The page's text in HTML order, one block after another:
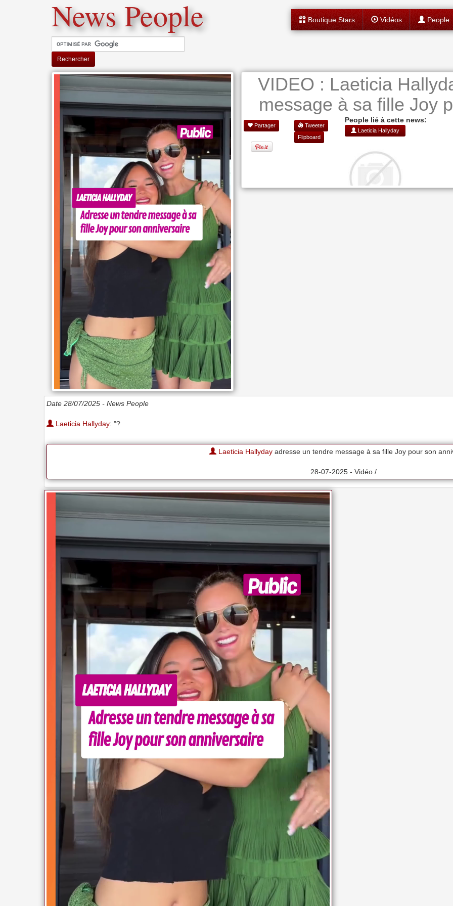
News People
Rechercher
Boutique Stars Vidéos People
VIDEO : Laeticia
message à sa fille Joy
Partager
Tweeter
Flipboard
People lié à cette news:
Laeticia Hallyday
Date 28/07/2025 - News People
Laeticia Hallyday: "?
Laeticia Hallyday adresse un tendre message à sa fille Joy pour son
28-07-2025 - Vidéo /